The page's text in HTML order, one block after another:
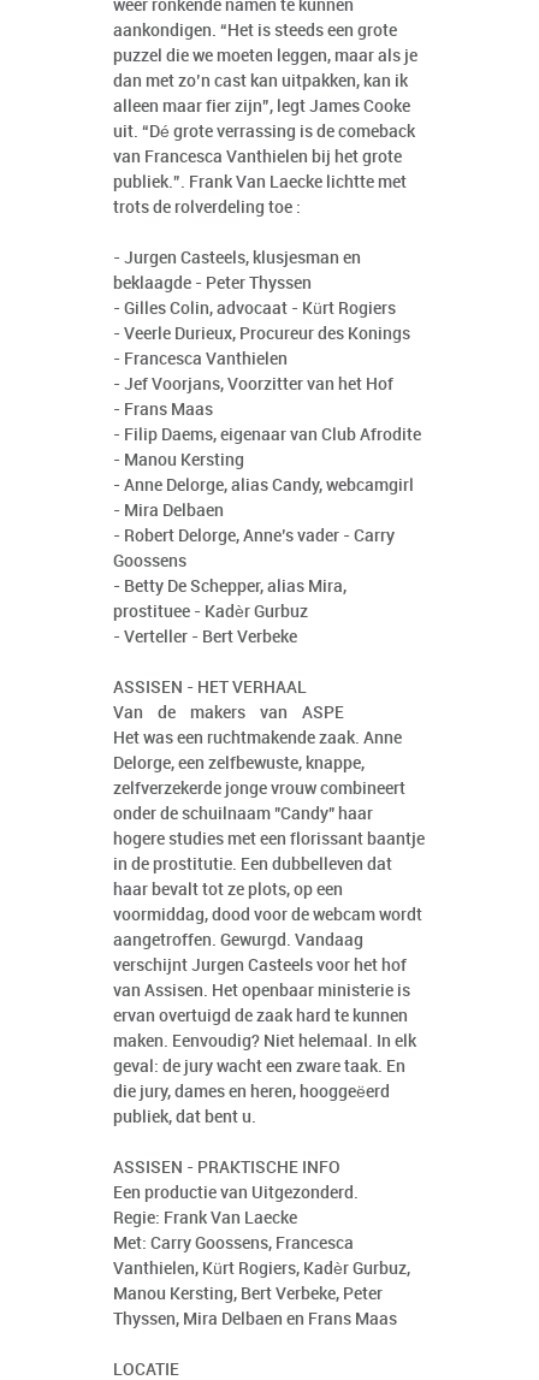
weer ronkende namen te kunnen
aankondigen. “Het is steeds een grote
puzzel die we moeten leggen, maar als je
dan met zo’n cast kan uitpakken, kan ik
alleen maar fier zijn”, legt James Cooke
uit. “Dé grote verrassing is de comeback
van Francesca Vanthielen bij het grote
publiek.”. Frank Van Laecke lichtte met
trots de rolverdeling toe :
- Jurgen Casteels, klusjesman en
beklaagde - Peter Thyssen
- Gilles Colin, advocaat - Kürt Rogiers
- Veerle Durieux, Procureur des Konings
- Francesca Vanthielen
- Jef Voorjans, Voorzitter van het Hof
- Frans Maas
- Filip Daems, eigenaar van Club Afrodite
- Manou Kersting
- Anne Delorge, alias Candy, webcamgirl
- Mira Delbaen
- Robert Delorge, Anne’s vader - Carry
Goossens
- Betty De Schepper, alias Mira,
prostituee - Kadèr Gurbuz
- Verteller - Bert Verbeke
ASSISEN - HET VERHAAL
Van de makers van ASPE
Het was een ruchtmakende zaak. Anne
Delorge, een zelfbewuste, knappe,
zelfverzekerde jonge vrouw combineert
onder de schuilnaam "Candy" haar
hogere studies met een florissant baantje
in de prostitutie. Een dubbelleven dat
haar bevalt tot ze plots, op een
voormiddag, dood voor de webcam wordt
aangetroffen. Gewurgd. Vandaag
verschijnt Jurgen Casteels voor het hof
van Assisen. Het openbaar ministerie is
ervan overtuigd de zaak hard te kunnen
maken. Eenvoudig? Niet helemaal. In elk
geval: de jury wacht een zware taak. En
die jury, dames en heren, hooggeëerd
publiek, dat bent u.
ASSISEN - PRAKTISCHE INFO
Een productie van Uitgezonderd.
Regie: Frank Van Laecke
Met: Carry Goossens, Francesca
Vanthielen, Kürt Rogiers, Kadèr Gurbuz,
Manou Kersting, Bert Verbeke, Peter
Thyssen, Mira Delbaen en Frans Maas
LOCATIE